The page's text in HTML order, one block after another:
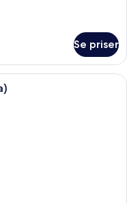
Se priser
badeværelse med et